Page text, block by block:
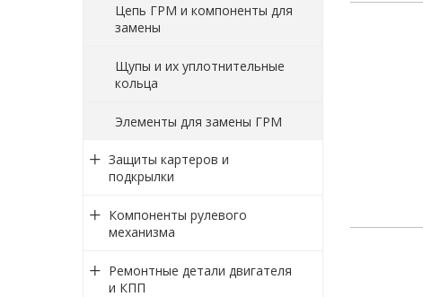
Цепь ГРМ и компоненты для
замены
Щупы и их уплотнительные
кольца
Элементы для замены ГРМ
Защиты картеров и
подкрылки
Компоненты рулевого
механизма
Ремонтные детали двигателя
и КПП